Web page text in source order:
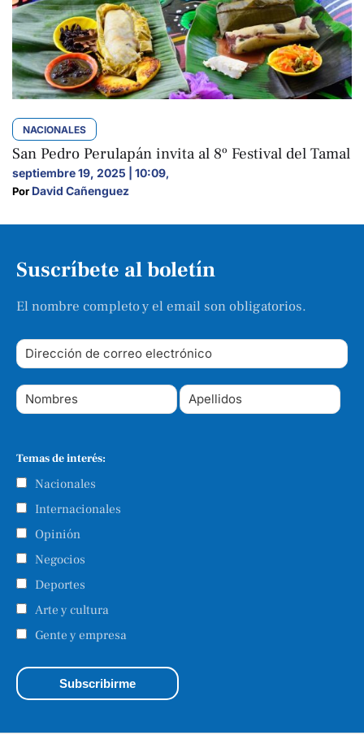
NACIONALES
San Pedro Perulapán invita al 8º Festival del Tamal
septiembre 19, 2025 | 10:09,
Por David Cañenguez
Suscríbete al boletín
El nombre completo y el email son obligatorios.
Temas de interés:
Nacionales
Internacionales
Opinión
Negocios
Deportes
Arte y cultura
Gente y empresa